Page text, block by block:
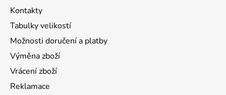
Kontakty
Tabulky velikostí
Možnosti doručení a platby
Výměna zboží
Vrácení zboží
Reklamace